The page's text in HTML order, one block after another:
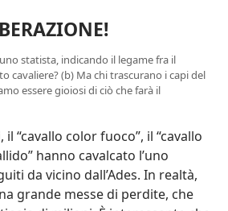
uno statista, indicando il legame fra il
cavaliere? (b) Ma chi trascurano i capi del
essere gioiosi di ciò che farà il
“cavallo color fuoco”, il “cavallo
hanno cavalcato l’uno
da vicino dall’Ades. In realtà,
grande messe di perdite, che